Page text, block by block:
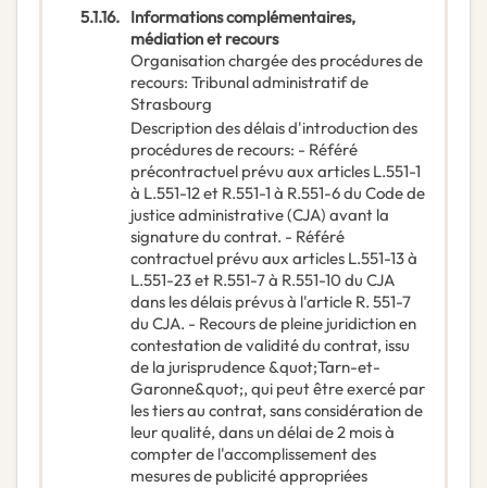
5.1.16. Informations complémentaires,
médiation et recours
Organisation chargée des procédures de
recours: Tribunal administratif de
Strasbourg
Description des délais d'introduction des
procédures de recours: - Référé
précontractuel prévu aux articles L.551-1
à L.551-12 et R.551-1 à R.551-6 du Code de
justice administrative (CJA) avant la
signature du contrat. - Référé
contractuel prévu aux articles L.551-13 à
L.551-23 et R.551-7 à R.551-10 du CJA
dans les délais prévus à l'article R. 551-7
du CJA. - Recours de pleine juridiction en
contestation de validité du contrat, issu
de la jurisprudence &quot;Tarn-et-
Garonne&quot;, qui peut être exercé par
les tiers au contrat, sans considération de
leur qualité, dans un délai de 2 mois à
compter de l'accomplissement des
mesures de publicité appropriées